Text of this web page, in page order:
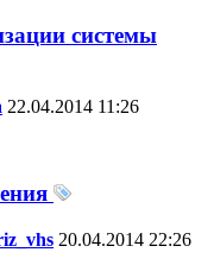
системы
22.04.2014 11:26
20.04.2014 22:26